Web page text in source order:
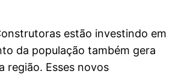
estão investindo em
da população também gera
região. Esses novos